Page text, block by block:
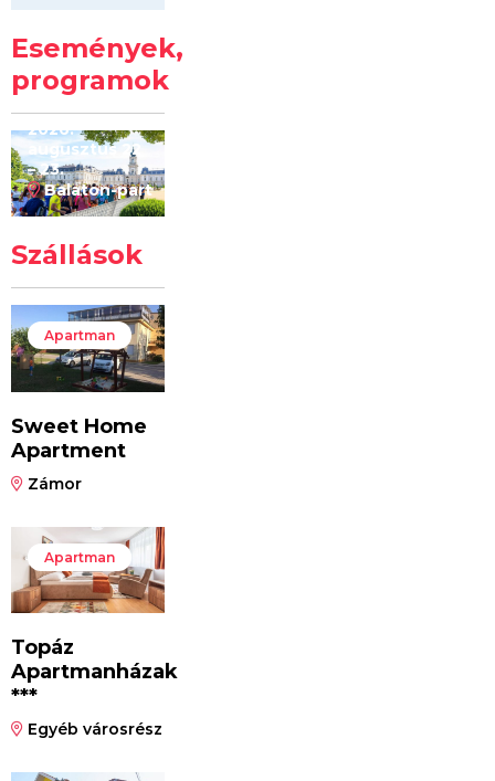
Események,
programok
Kilóméterek
2026
2026.
augusztus 22
– 23.
Balaton-part
Szállások
Apartman
Sweet Home
Apartment
Zámor
Apartman
Topáz
Apartmanházak
***
Egyéb városrész